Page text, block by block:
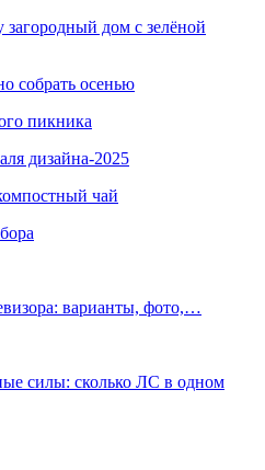
дом с зелёной
собрать осенью
пикника
дизайна-2025
чай
варианты, фото,…
силы: сколько ЛС в одном